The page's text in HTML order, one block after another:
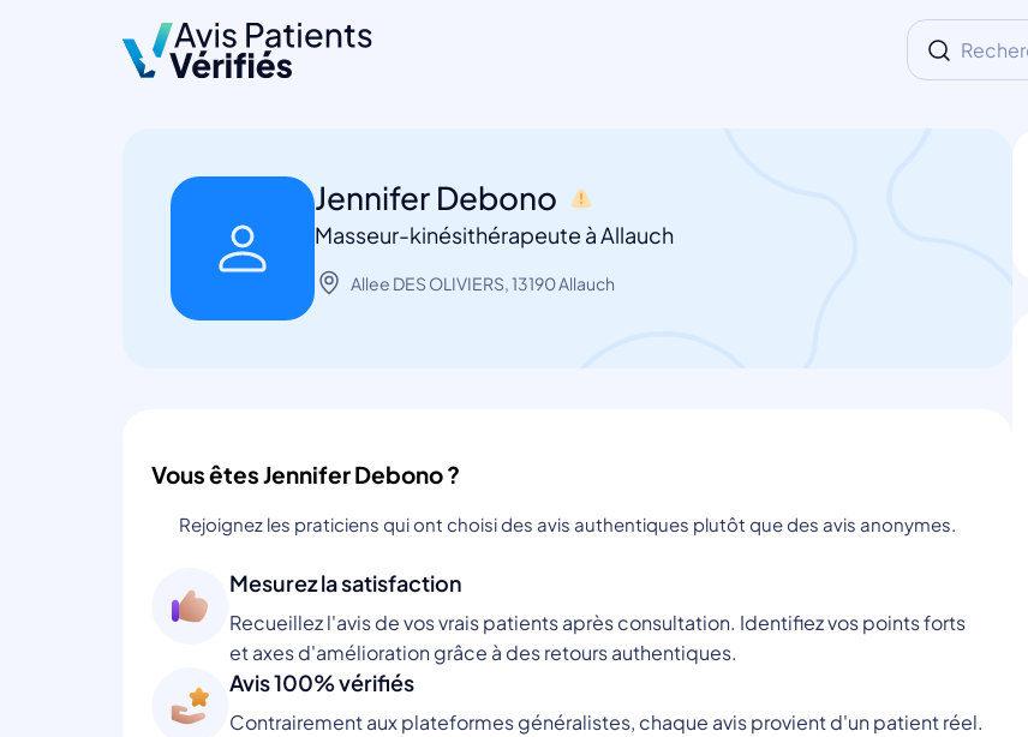
Jennifer Debono
Masseur-kinésithérapeute à Allauch
Allee DES OLIVIERS, 13190 Allauch
Vous êtes Jennifer Debono ?
Rejoignez les praticiens qui ont choisi des avis authentiques plutôt que des avis anonymes.
Mesurez la satisfaction
Recueillez l'avis de vos vrais patients après consultation. Identifiez vos points forts
et axes d'amélioration grâce à des retours authentiques.
Avis 100% vérifiés
Contrairement aux plateformes généralistes, chaque avis provient d'un patient réel.